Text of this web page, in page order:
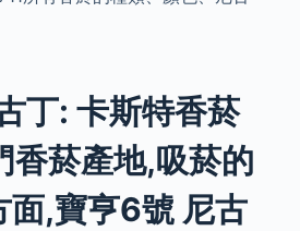
丁: 卡斯特香菸
香菸產地,吸菸的
面,寶亨6號 尼古